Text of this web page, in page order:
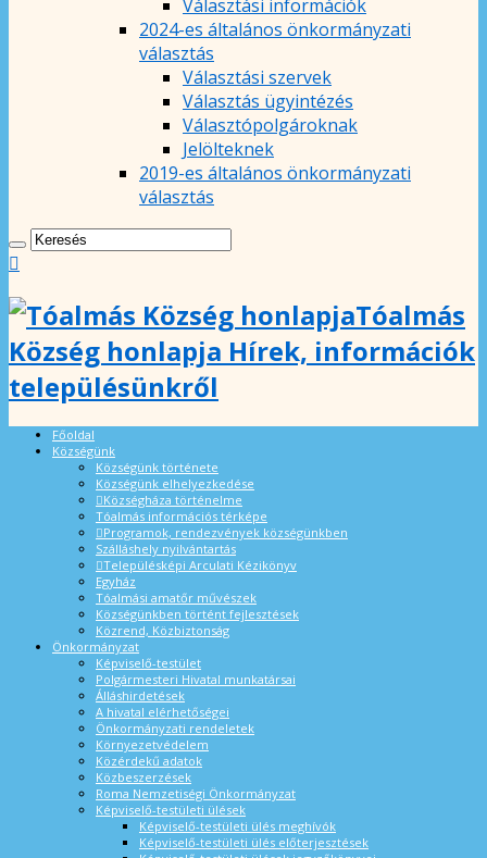
Választási információk
2024-es általános önkormányzati
választás
Választási szervek
Választás ügyintézés
Választópolgároknak
Jelölteknek
2019-es általános önkormányzati
választás
Tóalmás
Község honlapja Hírek, információk
településünkről
Főoldal
Községünk
Községünk története
Községünk elhelyezkedése
Községháza történelme
Tóalmás információs térképe
Programok, rendezvények községünkben
Szálláshely nyilvántartás
Településképi Arculati Kézikönyv
Egyház
Tóalmási amatőr művészek
Községünkben történt fejlesztések
Közrend, Közbiztonság
Önkormányzat
Képviselő-testület
Polgármesteri Hivatal munkatársai
Álláshirdetések
A hivatal elérhetőségei
Önkormányzati rendeletek
Környezetvédelem
Közérdekű adatok
Közbeszerzések
Roma Nemzetiségi Önkormányzat
Képviselő-testületi ülések
Képviselő-testületi ülés meghívók
Képviselő-testületi ülés előterjesztések